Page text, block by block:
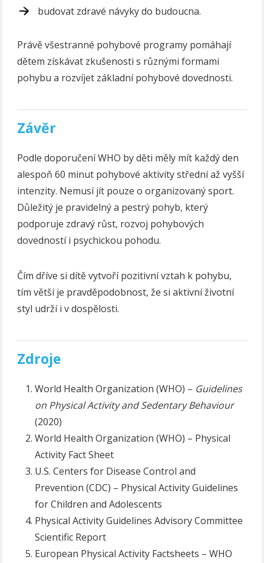
budovat zdravé návyky do budoucna.
Právě všestranné pohybové programy pomáhají
dětem získávat zkušenosti s různými formami
pohybu a rozvíjet základní pohybové dovednosti.
Závěr
Podle doporučení WHO by děti měly mít každý den
alespoň 60 minut pohybové aktivity střední až vyšší
intenzity. Nemusí jít pouze o organizovaný sport.
Důležitý je pravidelný a pestrý pohyb, který
podporuje zdravý růst, rozvoj pohybových
dovedností i psychickou pohodu.
Čím dříve si dítě vytvoří pozitivní vztah k pohybu,
tím větší je pravděpodobnost, že si aktivní životní
styl udrží i v dospělosti.
Zdroje
World Health Organization (WHO) – Guidelines
on Physical Activity and Sedentary Behaviour
(2020)
World Health Organization (WHO) – Physical
Activity Fact Sheet
U.S. Centers for Disease Control and
Prevention (CDC) – Physical Activity Guidelines
for Children and Adolescents
Physical Activity Guidelines Advisory Committee
Scientific Report
European Physical Activity Factsheets – WHO